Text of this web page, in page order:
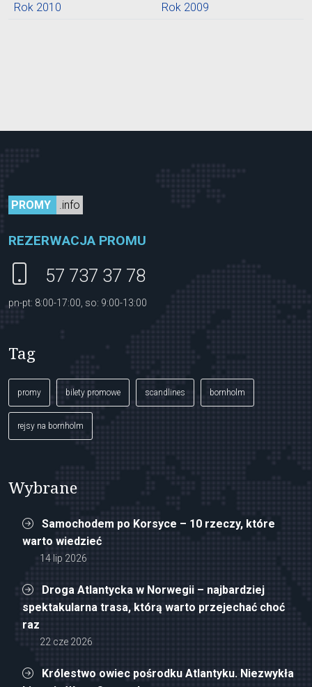
Rok 2010
Rok 2009
PROMY .info
REZERWACJA PROMU
57 737 37 78
pn-pt: 8:00-17:00, so: 9:00-13:00
Tag
promy bilety promowe scandlines bornholm
rejsy na bornholm
Wybrane
Samochodem po Korsyce – 10 rzeczy, które
warto wiedzieć
14 lip 2026
Droga Atlantycka w Norwegii – najbardziej
spektakularna trasa, którą warto przejechać choć
raz
22 cze 2026
Królestwo owiec pośrodku Atlantyku. Niezwykła